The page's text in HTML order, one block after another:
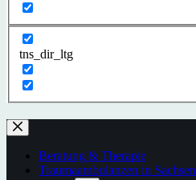
tns_dir_ltg
Beratung & Therapie
Traumaambulanzen in Sachsen